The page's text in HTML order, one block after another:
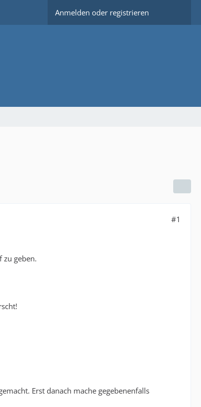
Anmelden oder registrieren
#1
zu geben.
Erst danach mache gegebenenfalls